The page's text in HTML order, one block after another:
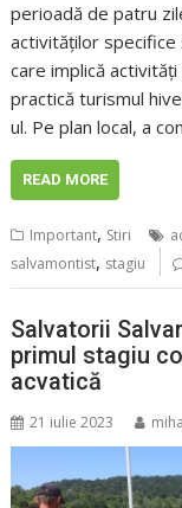
perioadă de patru
activităților specifice
care implică
practică turismul
ul. Pe plan local, a
READ MORE
Important, Stiri
salvamontist, stagiu
Salvatorii
primul stagiu
acvatică
21 iulie 2023